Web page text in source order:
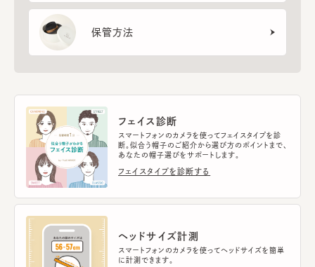
保管方法
フェイス診断
スマートフォンのカメラを使ってフェイスタイプを診
断。似合う帽子のご紹介から選び方のポイントまで、
あなたの帽子選びをサポートします。
フェイスタイプを診断する
ヘッドサイズ計測
スマートフォンのカメラを使ってヘッドサイズを簡単
に計測できます。